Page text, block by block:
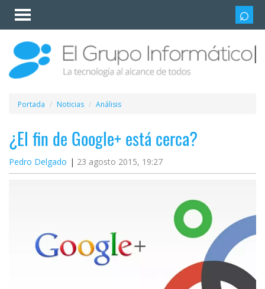
Invitado
Iniciar
sesión /
Registrarse
Esenciales
Móviles
Ofertas
Apps
Plataformas
Portada Noticias Análisis
¿El fin de Google+ está cerca?
Pedro Delgado 23 agosto 2015, 19:27